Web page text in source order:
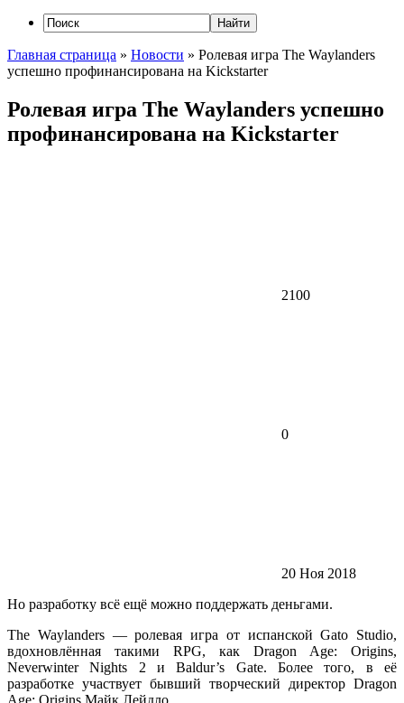
Главная страница » Новости » Ролевая игра The Waylanders
успешно профинансирована на Kickstarter
Ролевая игра The Waylanders успешно
профинансирована на Kickstarter
2100
0
20 Ноя 2018
Но разработку всё ещё можно поддержать деньгами.
The Waylanders — ролевая игра от испанской Gato Studio,
вдохновлённая такими RPG, как Dragon Age: Origins,
Neverwinter Nights 2 и Baldur’s Gate. Более того, в её
разработке участвует бывший творческий директор Dragon
Age: Origins Майк Лейдло.